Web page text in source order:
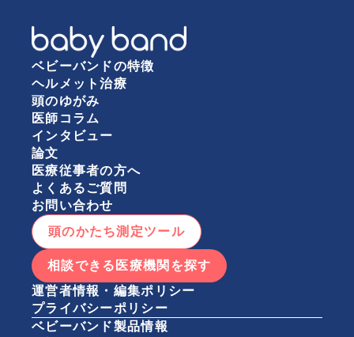
ベビーバンドの特徴
ヘルメット治療
頭のゆがみ
医師コラム
インタビュー
論文
医療従事者の方へ
よくあるご質問
お問い合わせ
頭のかたち測定ツール
相談できる医療機関を探す
運営者情報・編集ポリシー
プライバシーポリシー
ベビーバンド製品情報